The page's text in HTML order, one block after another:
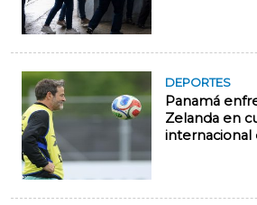
DEPORTES
Panamá
Zelanda en
internacional